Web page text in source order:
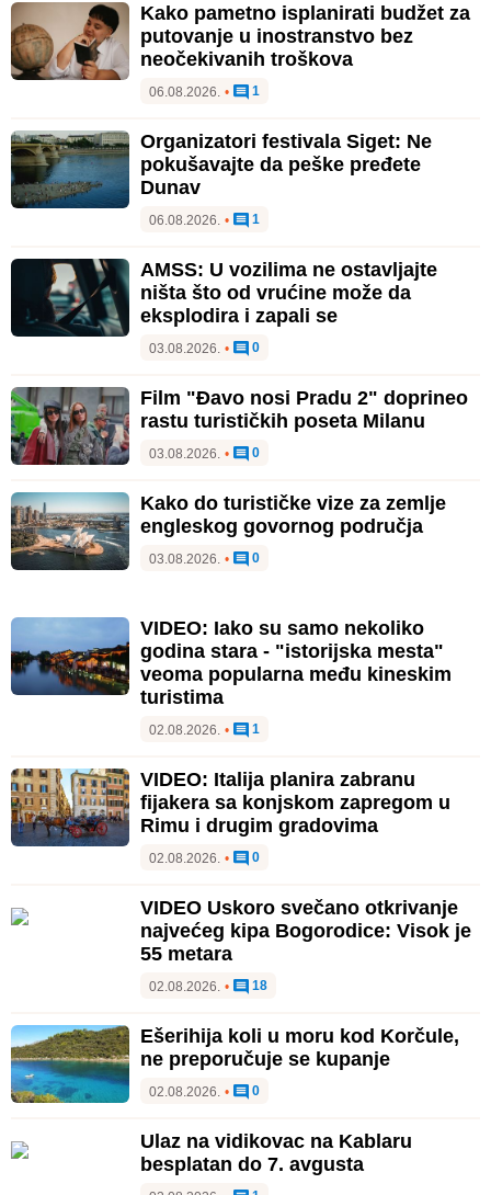
Kako pametno isplanirati budžet za
putovanje u inostranstvo bez
neočekivanih troškova
06.08.2026. • 1
Organizatori festivala Siget: Ne
pokušavajte da peške pređete
Dunav
06.08.2026. • 1
AMSS: U vozilima ne ostavljajte
ništa što od vrućine može da
eksplodira i zapali se
03.08.2026. • 0
Film "Đavo nosi Pradu 2" doprineo
rastu turističkih poseta Milanu
03.08.2026. • 0
Kako do turističke vize za zemlje
engleskog govornog područja
03.08.2026. • 0
VIDEO: Iako su samo nekoliko
godina stara - "istorijska mesta"
veoma popularna među kineskim
turistima
02.08.2026. • 1
VIDEO: Italija planira zabranu
fijakera sa konjskom zapregom u
Rimu i drugim gradovima
02.08.2026. • 0
VIDEO Uskoro svečano otkrivanje
najvećeg kipa Bogorodice: Visok je
55 metara
02.08.2026. • 18
Ešerihija koli u moru kod Korčule,
ne preporučuje se kupanje
02.08.2026. • 0
Ulaz na vidikovac na Kablaru
besplatan do 7. avgusta